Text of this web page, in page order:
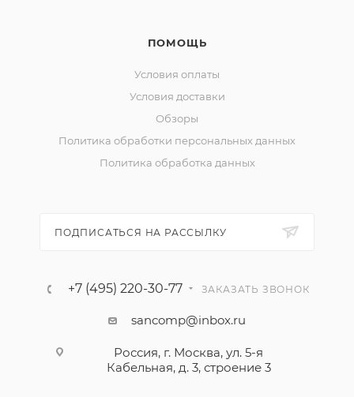
ПОМОЩЬ
Условия оплаты
Условия доставки
Обзоры
Политика обработки персональных данных
Политика обработка данных
ПОДПИСАТЬСЯ НА РАССЫЛКУ
+7 (495) 220-30-77 ЗАКАЗАТЬ ЗВОНОК
sancomp@inbox.ru
Россия, г. Москва, ул. 5-я
Кабельная, д. 3, строение 3